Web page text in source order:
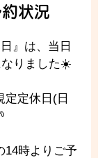
状況
』は、当日
なりました☀️
定定休日(日
14時よりご予